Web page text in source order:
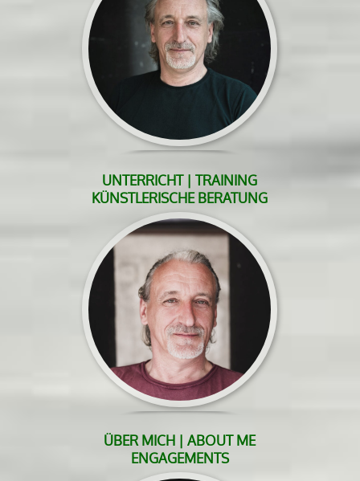
UNTERRICHT | TRAINING
KÜNSTLERISCHE BERATUNG
ÜBER MICH | ABOUT ME
ENGAGEMENTS